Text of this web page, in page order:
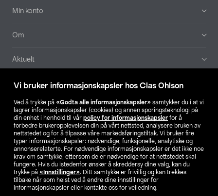
Vi bruker informasjonskapsler hos Clas Ohlson
Ved å trykke på «Godta alle informasjonskapsler» samtykker du i at vi
lagrer informasjonskapsler (cookies) og annen sporingsteknologi på
din enhet i henhold til vår policy for informasjonskapsler for å
forbedre brukeropplevelsen din på vårt nettsted, analysere bruken av
nettstedet og for å tilpasse våre markedsføringstiltak. Vi bruker fire
typer informasjonskapsler: nødvendige, funksjonelle, analytiske og
annonserelaterte. For nødvendige informasjonskapsler er det ikke noe
krav om samtykke, ettersom de er nødvendige for at nettstedet skal
fungere. Hvis du istedenfor ønsker å skreddersy dine valg, kan du
trykke på «Innstillinger». Ditt samtykke er frivillig og kan trekkes
tilbake når som helst ved å endre dine innstillinger for
informasjonskapsler eller kontakte oss for veiledning.
Min konto
Om
Aktuelt
Våre selskaper
Finn din butikk
SE NO FI